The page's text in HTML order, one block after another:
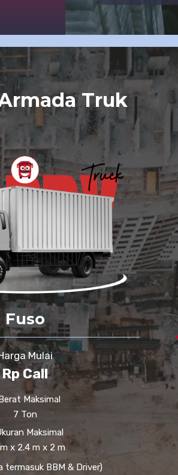
Truk
Fuso
Mulai
Rp Call
Berat Maksimal
7 Ton
Maksimal
x 2.4 m x 2 m
termasuk BBM & Driver)